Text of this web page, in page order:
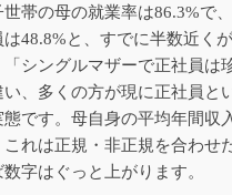
帯の母の就業率は86.3%で
48.8%と、すでに半数近く
シングルマザーで正社員は
、多くの方が現に正社員と
です。母自身の平均年間収
れは正規・非正規を合わせ
字はぐっと上がります。